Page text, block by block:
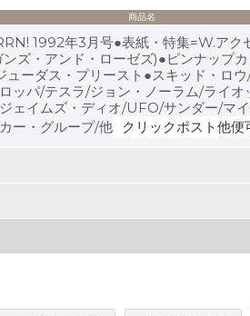
商品名
1992年3月号●表紙・特集=W.アク
ンズ・アンド・ローゼズ)●ピンナップ
ューダス・プリースト●スキッド・ロ
ッパ/テスラ/ジョン・ノーラム/ライオ
ェイムズ・ディオ/UFO/サンダー/マ
ー・グループ/他
クリックポスト他便